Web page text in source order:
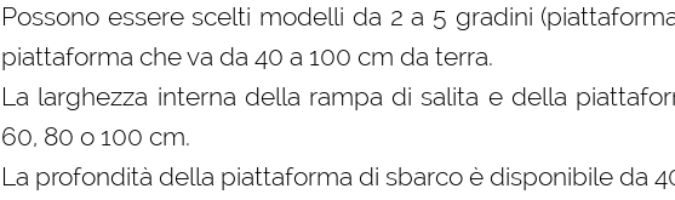
Possono essere scelti modelli da 2 a 5 gradini
piattaforma che va da 40 a 100 cm da terra.
La larghezza interna della rampa di salita e della
60, 80 o 100 cm.
La profondità della piattaforma di sbarco è disponibile da